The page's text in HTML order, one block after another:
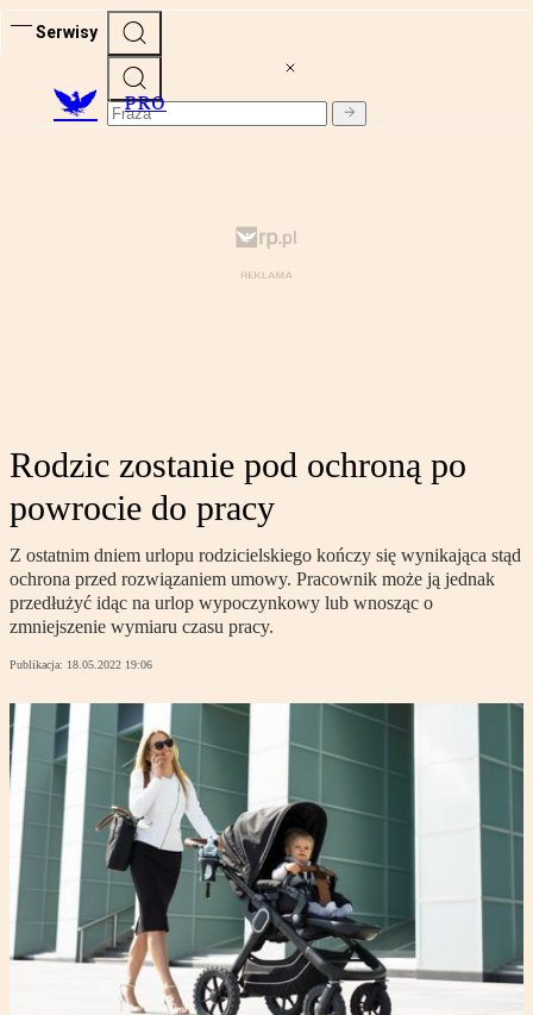
Serwisy
PRO
Rodzic zostanie pod ochroną po
powrocie do pracy
Z ostatnim dniem urlopu rodzicielskiego kończy się wynikająca stąd
ochrona przed rozwiązaniem umowy. Pracownik może ją jednak
przedłużyć idąc na urlop wypoczynkowy lub wnosząc o
zmniejszenie wymiaru czasu pracy.
Publikacja: 18.05.2022 19:06